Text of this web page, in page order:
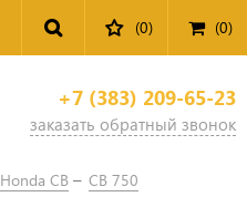
(0) (0)
+7 (383) 209-65-23
заказать обратный звонок
Honda CB CB 750